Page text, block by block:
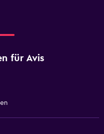
für Avis